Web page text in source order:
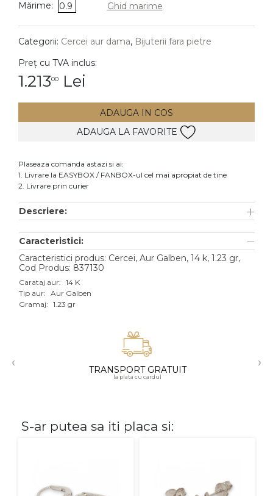
DIAMANTE Vezi toate
Cercei
Accesorii
Aur alb
Aur roz
Aur mixt
18K
Mărime: 0.9 Ghid marime
Categorii: Cercei aur dama, Bijuterii fara pietre
Preț cu TVA inclus:
1.21300 Lei
ADAUGA IN COS
ADAUGA LA FAVORITE
Plaseaza comanda astazi si ai:
1. Livrare la EASYBOX / FANBOX-ul cel mai apropiat de tine
2. Livrare prin curier
Descriere:
Caracteristici:
Caracteristici produs: Cercei, Aur Galben, 14 k, 1.23 gr,
Cod Produs: 837130
Carataj aur: 14 K
Tip aur: Aur Galben
Gramaj: 1.23 gr
‹ TRANSPORT GRATUIT
la plata cu cardul
›
S-ar putea sa iti placa si: